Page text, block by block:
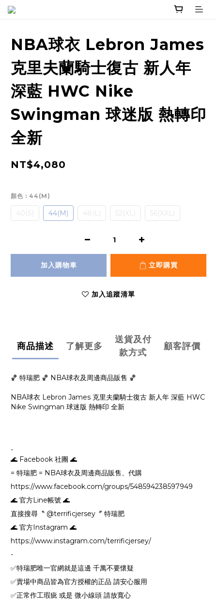
NBA球衣 Lebron James
克里夫蘭騎士復古 新人年
深藍 HWC Nike
Swingman 球迷版 熱轉印
全新
NT$4,080
顏色 : 44(M)
40(S) 44(M) 48(L) 52(XL) 56(XXL)
加入購物車 立即購買
加入追蹤清單
商品描述 了解更多
送貨及付
款方式
顧客評價
🏀 特瑞肥 🏀 NBA球衣及周邊商品販售 🏀
NBA球衣 Lebron James 克里夫蘭騎士復古 新人年 深藍 HWC
Nike Swingman 球迷版 熱轉印 全新
-
🌊 Facebook 社團 🌊
= 特瑞肥 = NBA球衣及周邊商品販售、代購
https://www.facebook.com/groups/548594238597949
🌊 官方Line帳號 🌊
直接搜尋〝 @terrificjersey〞 特瑞肥
🌊 官方Instagram 🌊
https://www.instagram.com/terrificjersey/
-
✅特瑞肥唯一官網就是這邊 千萬不要懷疑
✅賣場中商品皆為官方授權的正品 請安心服用
✅正常作工瑕疵 或是 微小線頭 請放寬心